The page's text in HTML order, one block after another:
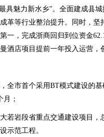
具魅力新水乡”。全面建成县
革等行业整治提升。同时，
一，完成浙商回归到位资金
酒店项目提前一年投入运营，
市首个采用BT模式建设的基
；
岩段省重点交通建设项目，
示范工程。